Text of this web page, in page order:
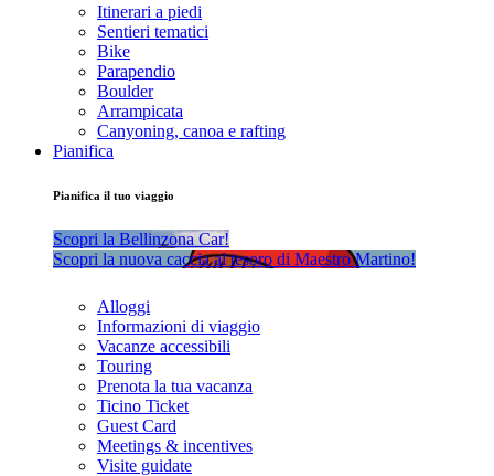
Itinerari a piedi
Sentieri tematici
Bike
Parapendio
Boulder
Arrampicata
Canyoning, canoa e rafting
Pianifica
Pianifica il tuo viaggio
Scopri la Bellinzona Car!
Scopri la nuova caccia al tesoro di Maestro Martino!
Alloggi
Informazioni di viaggio
Vacanze accessibili
Touring
Prenota la tua vacanza
Ticino Ticket
Guest Card
Meetings & incentives
Visite guidate